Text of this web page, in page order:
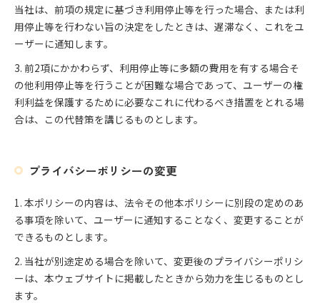
当社は、前項の規定に基づき利用停止等を行った場合、または利
用停止等を行わない旨の決定をしたときは、遅滞なく、これをユ
ーザーに通知します。
3. 前2項にかかわらず、利用停止等に多額の費用を有する場合そ
の他利用停止等を行うことが困難な場合であって、ユーザーの権
利利益を保護するために必要なこれに代わるべき措置をとれる場
合は、この代替策を講じるものとします。
プライバシーポリシーの変更
1. 本ポリシーの内容は、法令その他本ポリシーに別段の定めのあ
る事項を除いて、ユーザーに通知することなく、変更することが
できるものとします。
2. 当社が別途定める場合を除いて、変更後のプライバシーポリシ
ーは、本ウェブサイトに掲載したときから効力を生じるものとし
ます。